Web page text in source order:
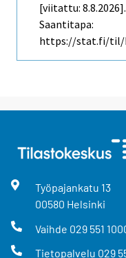
[viitattu: 8.8.2026].
Saantitapa:
https://stat.fi/til/
Työpajankatu 13
00580 Helsinki
Vaihde 029 551
Tietopalvelu 029